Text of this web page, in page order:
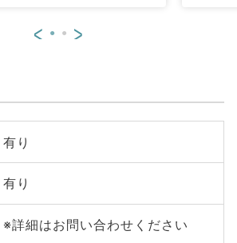
< >
有り
有り
※詳細はお問い合わせください